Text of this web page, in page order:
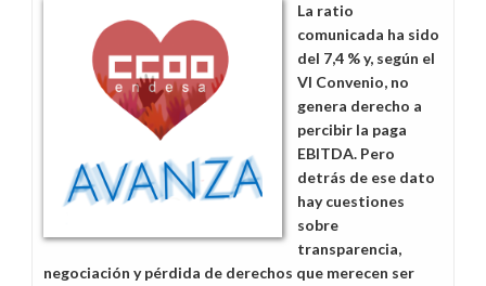
La ratio
comunicada ha sido
del 7,4 % y, según el
VI Convenio, no
genera derecho a
percibir la paga
EBITDA. Pero
detrás de ese dato
hay cuestiones
sobre
transparencia,
negociación y pérdida de derechos que merecen ser